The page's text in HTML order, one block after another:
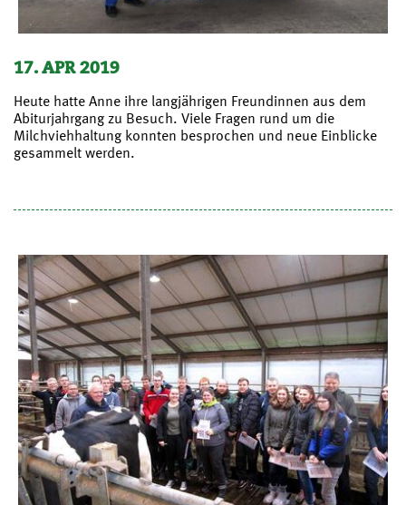
17. APR 2019
Heute hatte Anne ihre langjährigen Freundinnen aus dem
Abiturjahrgang zu Besuch. Viele Fragen rund um die
Milchviehhaltung konnten besprochen und neue Einblicke
gesammelt werden.